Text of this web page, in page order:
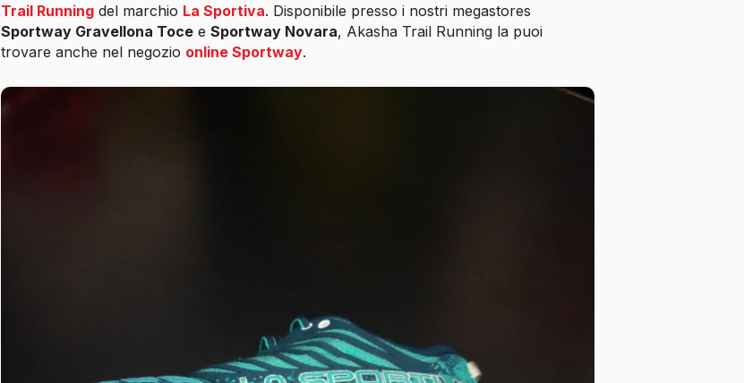
Trail Runningdel marchio La Sportiva. Disponibile presso i nostri megastores
Sportway Gravellona Tocee Sportway Novara, Akasha Trail Running la puoi
trovare anche nel negozio online Sportway.